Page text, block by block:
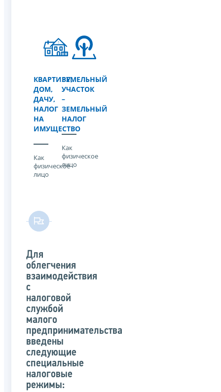
КВАРТИРУ,
ДОМ,
ДАЧУ,
НАЛОГ
НА
ИМУЩЕСТВО
Как
физическое
лицо
ЗЕМЕЛЬНЫЙ
УЧАСТОК
–
ЗЕМЕЛЬНЫЙ
НАЛОГ
Как
физическое
лицо
Для
облегчения
взаимодействия
с
налоговой
службой
малого
предпринимательства
введены
следующие
специальные
налоговые
режимы: